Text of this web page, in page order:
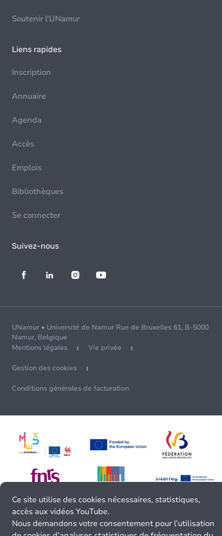
Soutenir l'UNamur
Liens rapides
Inscription
Annuaire
Agenda
Accès
Emplois
Bibliothèques
Se connecter
Suivez-nous
UNamur • Université de Namur Rue de Bruxelles 61, B-5000
Namur, Belgique
Mentions légales
Vie privée
Gestion des cookies
Conditions générales de facturation
Ce site utilise des cookies nécessaires, statistiques,
accès aux vidéos YouTube.
Nous demandons votre consentement pour l’utilisation